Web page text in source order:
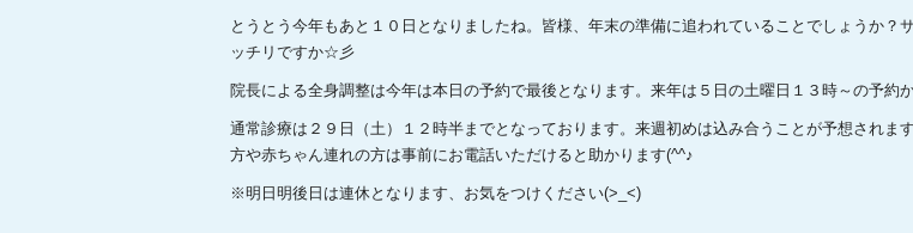
とうとう今年もあと１０日となりましたね。皆様、年末の準備に追われていることでしょうか？
ッチリですか☆彡
院長による全身調整は今年は本日の予約で最後となります。来年は５日の土曜日１３時～の予約か
通常診療は２９日（土）１２時半までとなっております。来週初めは込み合うことが予想されま
方や赤ちゃん連れの方は事前にお電話いただけると助かります(^^♪
※明日明後日は連休となります、お気をつけください(>_<)